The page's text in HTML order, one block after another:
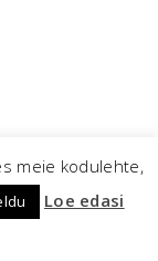
meie kodulehte,
Loe edasi